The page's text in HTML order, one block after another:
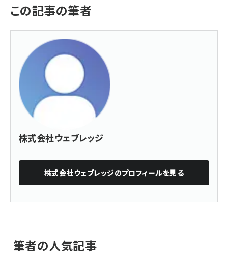
この記事の筆者
株式会社ウェブレッジ
株式会社ウェブレッジのプロフィールを見る
筆者の人気記事